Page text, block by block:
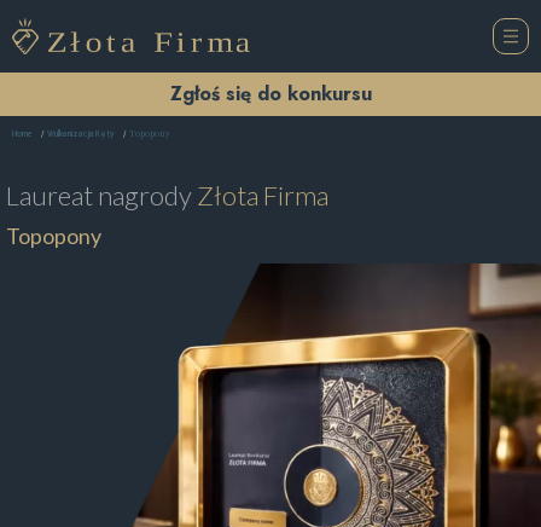
Zgłoś się do konkursu
Home Wulkanizacja Kęty Topopony
Laureat nagrodyZłota Firma
Topopony